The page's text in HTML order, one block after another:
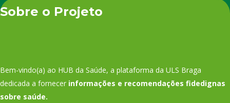
Sobre o Projeto
Bem-vindo(a) ao HUB da Saúde, a plataforma da ULS Braga
dedicada a fornecer informações e recomendações fidedignas
sobre saúde.